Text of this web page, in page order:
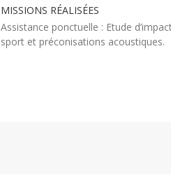
MISSIONS RÉALISÉES
Assistance ponctuelle : Etude
sport et préconisations acoustiques.